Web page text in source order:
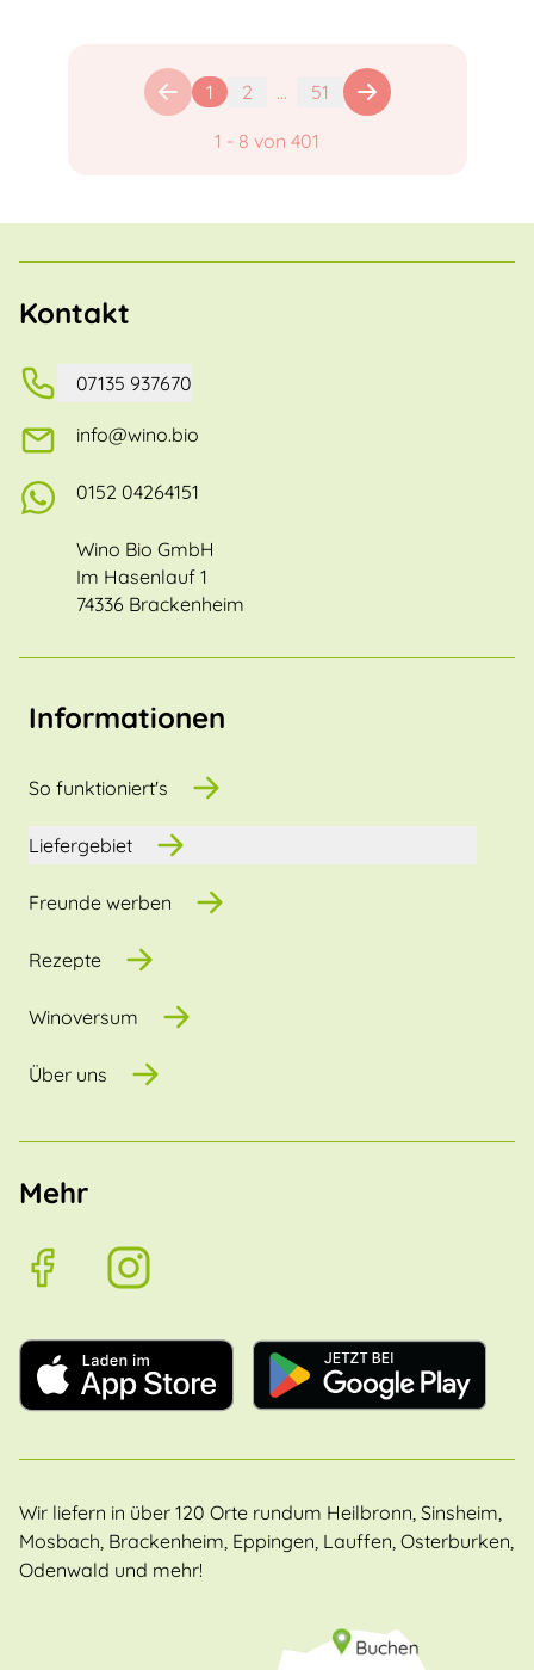
1 2 ... 51
1 - 8 von 401
Kontakt
07135 937670
info@wino.bio
0152 04264151
Wino Bio GmbH
Im Hasenlauf 1
74336 Brackenheim
Informationen
So funktioniert's
Liefergebiet
Freunde werben
Rezepte
Winoversum
Über uns
Mehr
Wir liefern in über 120 Orte rundum Heilbronn, Sinsheim,
Mosbach, Brackenheim, Eppingen, Lauffen, Osterburken,
Odenwald und mehr!